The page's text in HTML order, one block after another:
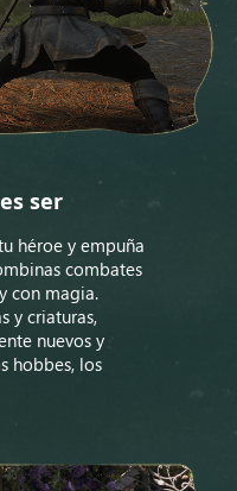
ser
héroe y empuña
combates
con magia.
y criaturas,
nuevos y
hobbes, los